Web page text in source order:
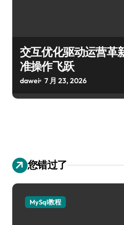
交互优化驱动运营革
准操作飞跃
dawei 7 月 23, 2026
您错过了
MySql教程